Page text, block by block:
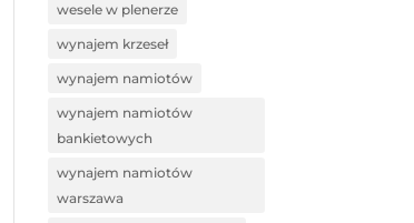
wesele w plenerze
wynajem krzeseł
wynajem namiotów
wynajem namiotów
bankietowych
wynajem namiotów
warszawa